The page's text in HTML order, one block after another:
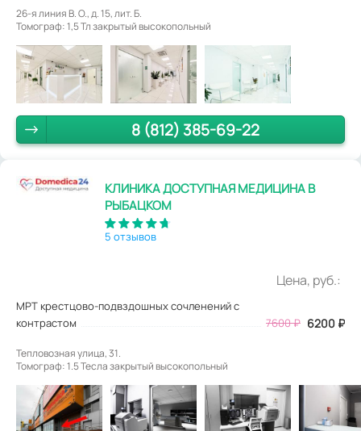
26-я линия В. О., д. 15, лит. Б.
Томограф: 1,5 Тл закрытый высокопольный
8 (812) 385-69-22
КЛИНИКА ДОСТУПНАЯ МЕДИЦИНА В
РЫБАЦКОМ
5 отзывов
Цена, руб.:
МРТ крестцово-подвздошных сочленений с
контрастом
7600₽ 6200 ₽
Тепловозная улица, 31.
Томограф: 1.5 Тесла закрытый высокопольный